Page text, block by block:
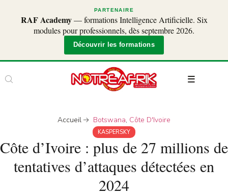
PARTENAIRE
RAF Academy— formations Intelligence Artificielle. Six
modules pour professionnels, dès septembre 2026.
Découvrir les formations
Accueil Botswana, Côte D'Ivoire
KASPERSKY
Côte d’Ivoire : plus de 27 millions de
tentatives d’attaques détectées en
2024